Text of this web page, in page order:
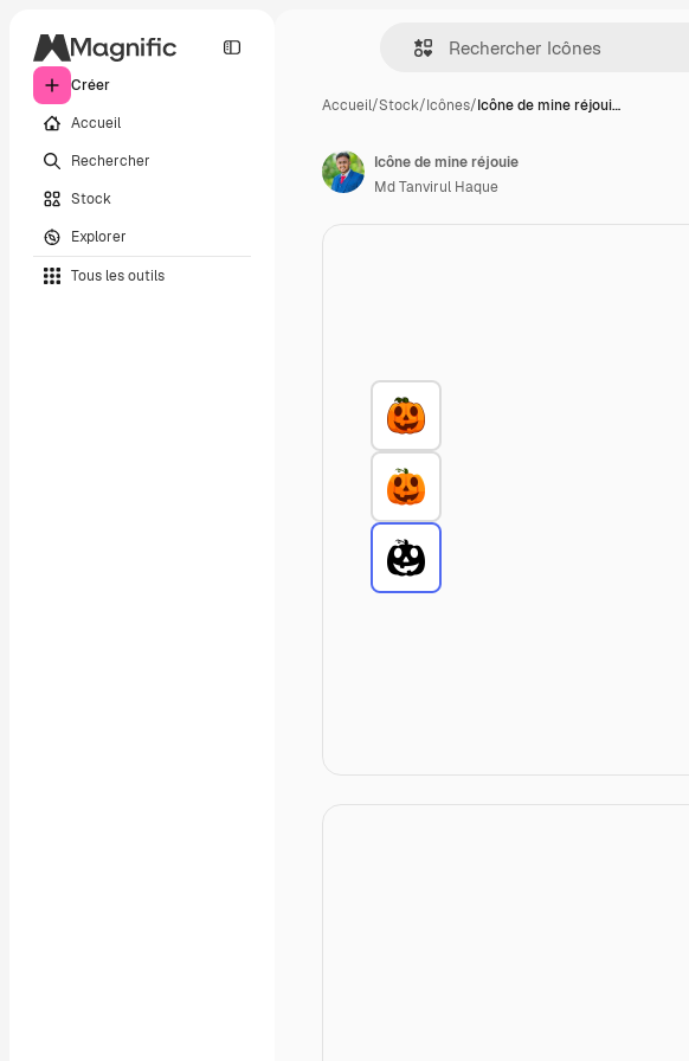
Créer
Accueil
Rechercher
Stock
Explorer
Tous les outils
Accueil/Stock/Icônes/Icône de mine réjoui…
Icône de mine réjouie
Md Tanvirul Haque